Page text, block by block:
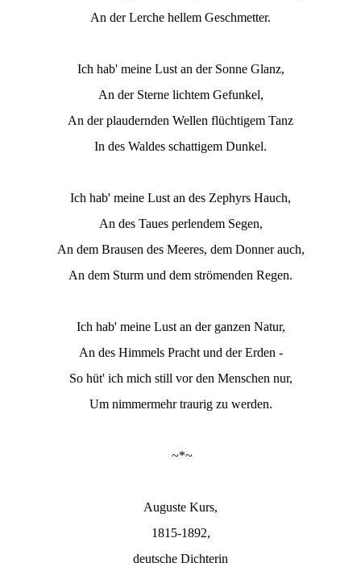
An der Lerche hellem Geschmetter.
Ich hab' meine Lust an der Sonne Glanz,
An der Sterne lichtem Gefunkel,
An der plaudernden Wellen flüchtigem Tanz
In des Waldes schattigem Dunkel.
Ich hab' meine Lust an des Zephyrs Hauch,
An des Taues perlendem Segen,
An dem Brausen des Meeres, dem Donner auch,
An dem Sturm und dem strömenden Regen.
Ich hab' meine Lust an der ganzen Natur,
An des Himmels Pracht und der Erden -
So hüt' ich mich still vor den Menschen nur,
Um nimmermehr traurig zu werden.
~*~
Auguste Kurs,
1815-1892,
deutsche Dichterin